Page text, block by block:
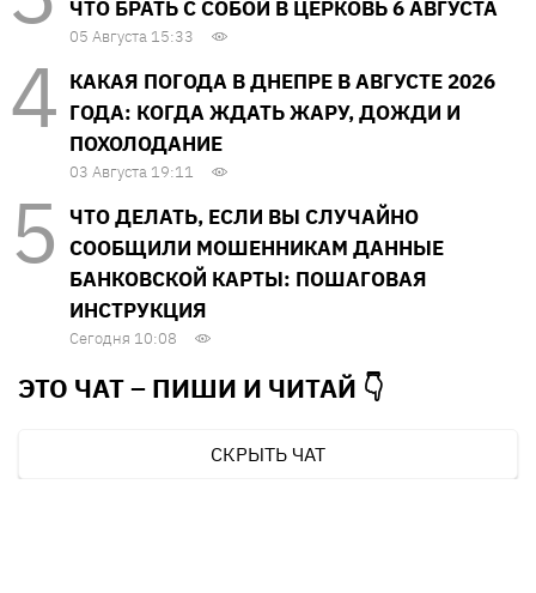
ЧТО БРАТЬ С СОБОЙ В ЦЕРКОВЬ 6 АВГУСТА
05 Августа 15:33
КАКАЯ ПОГОДА В ДНЕПРЕ В АВГУСТЕ 2026
ГОДА: КОГДА ЖДАТЬ ЖАРУ, ДОЖДИ И
ПОХОЛОДАНИЕ
03 Августа 19:11
ЧТО ДЕЛАТЬ, ЕСЛИ ВЫ СЛУЧАЙНО
СООБЩИЛИ МОШЕННИКАМ ДАННЫЕ
БАНКОВСКОЙ КАРТЫ: ПОШАГОВАЯ
ИНСТРУКЦИЯ
Сегодня 10:08
ЭТО ЧАТ – ПИШИ И ЧИТАЙ 👇
СКРЫТЬ ЧАТ